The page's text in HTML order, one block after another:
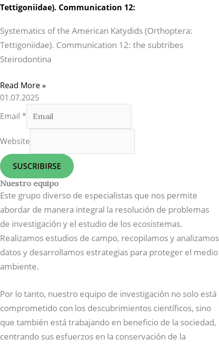
Tettigoniidae). Communication 12:
Systematics of the American Katydids (Orthoptera:
Tettigoniidae). Communication 12: the subtribes
Steirodontina
Read More »
01.07.2025
Email *
Website
SUSCRIBIRSE
Nuestro equipo
Este grupo diverso de especialistas que nos permite
abordar de manera integral la resolución de problemas
de investigación y el estudio de los ecosistemas.
Realizamos estudios de campo, recopilamos y analizamos
datos y desarrollamos estrategias para proteger el medio
ambiente.
Por lo tanto, nuestro equipo de investigación no solo está
comprometido con los descubrimientos científicos, sino
que también está trabajando en beneficio de la sociedad,
centrando sus esfuerzos en la conservación de la